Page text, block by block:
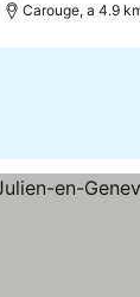
Carouge, a 4.9